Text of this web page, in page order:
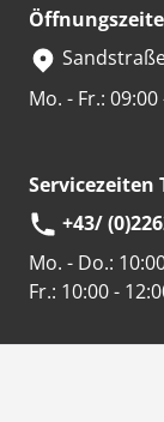
Mo. - Fr.:
Servicezeiten
+43/
Mo. - Do.:
Fr.: 10:00 -